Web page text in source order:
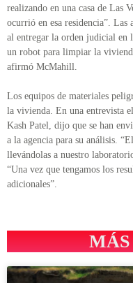
realizando en una casa de Las
ocurrió en esa residencia”. Las
al entregar la orden judicial en
un robot para limpiar la
afirmó McMahill.
Los equipos de materiales
la vivienda. En una entrevista
Kash Patel, dijo que se han
a la agencia para su análisis.
llevándolas a nuestro
“Una vez que tengamos los
adicionales”.